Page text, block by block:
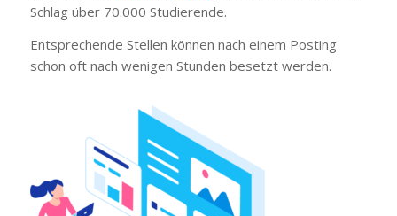
Schlag über 70.000 Studierende.
Entsprechende Stellen können nach einem Posting
schon oft nach wenigen Stunden besetzt werden.